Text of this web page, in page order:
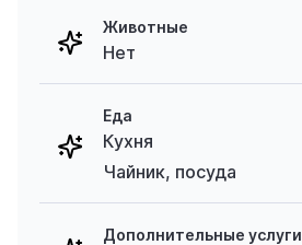
Животные
Нет
Еда
Кухня
Чайник, посуда
Дополнительные услуги